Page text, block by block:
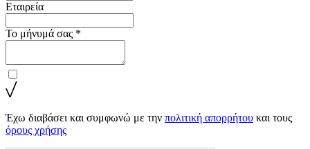
Εταιρεία
Το μήνυμά σας *
Έχω διαβάσει και συμφωνώ με την πολιτική απορρήτου και τους
όρους χρήσης